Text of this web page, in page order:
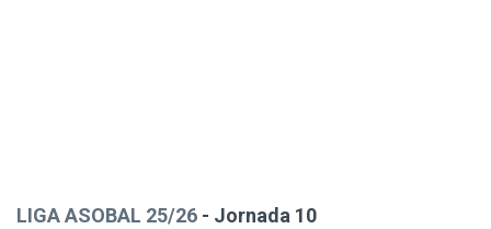
LIGA ASOBAL 25/26 - Jornada 10